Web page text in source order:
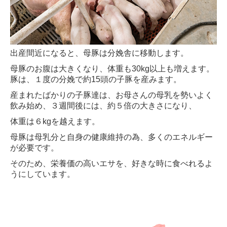
出産間近になると、母豚は分娩舎に移動します。
母豚のお腹は大きくなり、体重も30kg以上も増えます。
豚は、１度の分娩で約15頭の子豚を産みます。
産まれたばかりの子豚達は、お母さんの母乳を勢いよく
飲み始め、３週間後には、約５倍の大きさになり、
体重は６kgを越えます。
母豚は母乳分と自身の健康維持の為、多くのエネルギー
が必要です。
そのため、栄養価の高いエサを、好きな時に食べれるよ
うにしています。